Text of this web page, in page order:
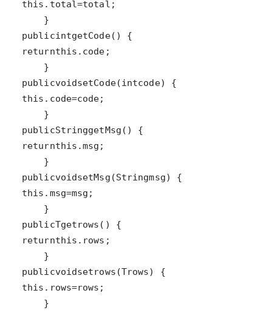
this . total=total
publicintgetCode
returnthis . code
publicvoidsetCode(intcode
this . code=code
publicStringgetMsg
returnthis .msg
publicvoidsetMsg (Stringmsg
this . msg=msg
publicTgetrows
returnthis . rows
publicvoidsetrows (Trows
this . rows=rows